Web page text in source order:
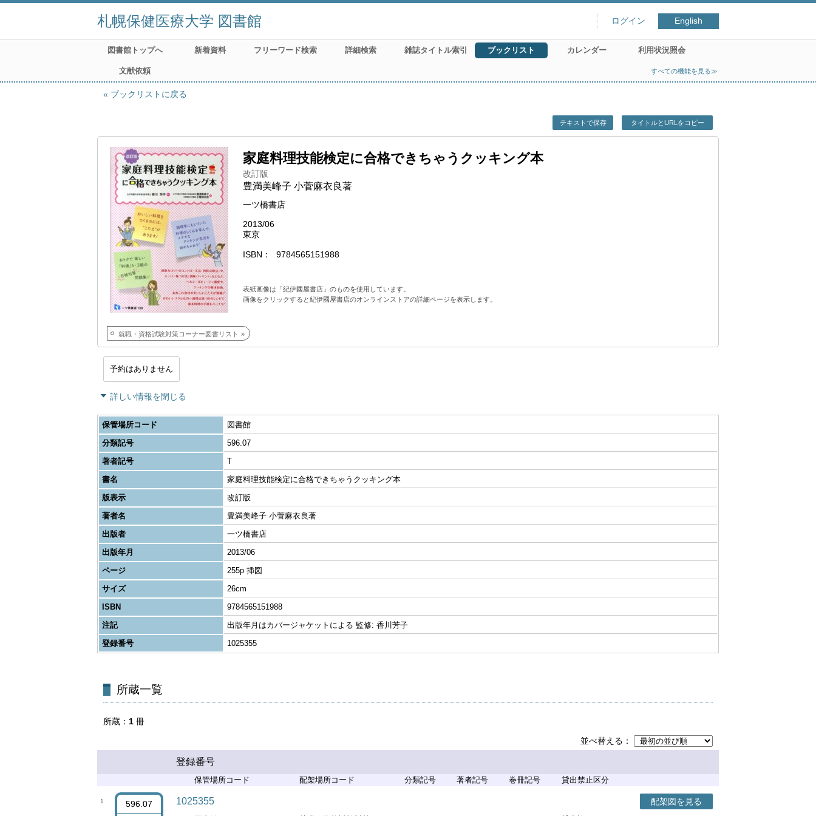
札幌保健医療大学 図書館 ログイン English
図書館トップへ 新着資料 フリーワード検索 詳細検索 雑誌タイトル索引 ブックリスト カレンダー 利用状況照会
文献依頼 すべての機能を見る≫
ブックリストに戻る
テキストで保存 タイトルとURLをコピー
家庭料理技能検定に合格できちゃうクッキング本
改訂版
豊満美峰子 小菅麻衣良著
一ツ橋書店
2013/06
東京
ISBN 9784565151988
表紙画像は「紀伊國屋書店」のものを使用しています。
画像をクリックすると紀伊國屋書店のオンラインストアの詳細ページを表示します。
就職・資格試験対策コーナー図書リスト
予約はありません
詳しい情報を閉じる
保管場所コード
図書館
分類記号
596.07
著者記号
T
書名
家庭料理技能検定に合格できちゃうクッキング本
版表示
改訂版
著者名
豊満美峰子 小菅麻衣良著
出版者
一ツ橋書店
出版年月
2013/06
ページ
255p 挿図
サイズ
26cm
ISBN
9784565151988
注記
出版年月はカバージャケットによる 監修: 香川芳子
登録番号
1025355
所蔵一覧
所蔵 1 冊
並べ替える
登録番号
保管場所コード 配架場所コード 分類記号 著者記号 巻冊記号 貸出禁止区分
1 596.07 1025355 配架図を見る